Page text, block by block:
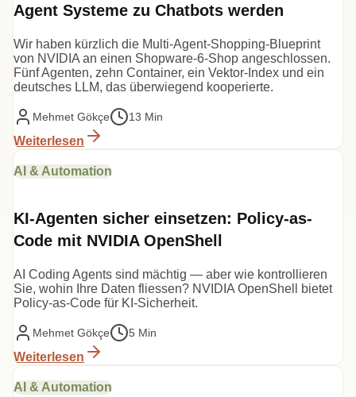
Agent Systeme zu Chatbots werden
Wir haben kürzlich die Multi-Agent-Shopping-Blueprint
von NVIDIA an einen Shopware-6-Shop angeschlossen.
Fünf Agenten, zehn Container, ein Vektor-Index und ein
deutsches LLM, das überwiegend kooperierte.
Mehmet Gökçe 13 Min
Weiterlesen
AI & Automation
KI-Agenten sicher einsetzen: Policy-as-
Code mit NVIDIA OpenShell
AI Coding Agents sind mächtig — aber wie kontrollieren
Sie, wohin Ihre Daten fliessen? NVIDIA OpenShell bietet
Policy-as-Code für KI-Sicherheit.
Mehmet Gökçe 5 Min
Weiterlesen
AI & Automation